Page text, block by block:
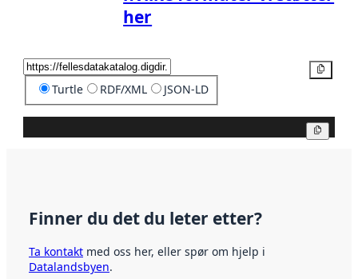
her
Turtle RDF/XML JSON-LD
Finner du det du leter etter?
Ta kontakt med oss her, eller spør om hjelp i
Datalandsbyen.